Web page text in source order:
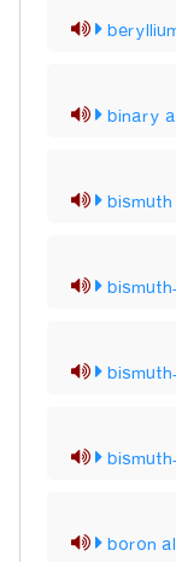
binary
boron